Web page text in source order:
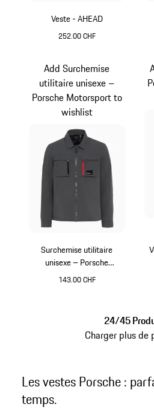
Veste - AHEAD
252.00 CHF
Surchemise utilitaire
unisexe – Porsche
Motorsport
143.00 CHF
Add Surchemise
utilitaire unisexe –
Porsche Motorsport to
wishlist
24/45
Charger plus de
Les vestes Porsche :
temps.